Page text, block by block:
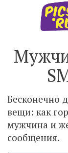
Бесконечно
вещи: как
мужчина и
сообщения.